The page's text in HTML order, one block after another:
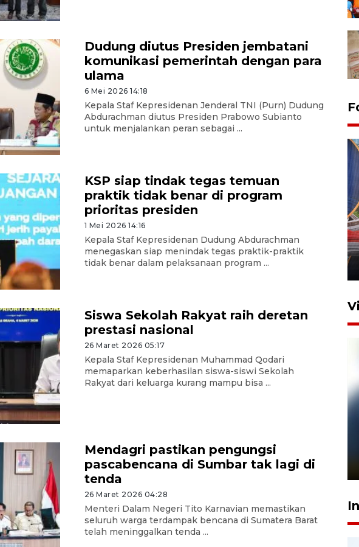
Dudung diutus Presiden jembatani
komunikasi pemerintah dengan para
ulama
6 Mei 2026 14:18
Kepala Staf Kepresidenan Jenderal TNI (Purn) Dudung
Abdurachman diutus Presiden Prabowo Subianto
untuk menjalankan peran sebagai ...
KSP siap tindak tegas temuan
praktik tidak benar di program
prioritas presiden
1 Mei 2026 14:16
Kepala Staf Kepresidenan Dudung Abdurachman
menegaskan siap menindak tegas praktik-praktik
tidak benar dalam pelaksanaan program ...
Siswa Sekolah Rakyat raih deretan
prestasi nasional
26 Maret 2026 05:17
Kepala Staf Kepresidenan Muhammad Qodari
memaparkan keberhasilan siswa-siswi Sekolah
Rakyat dari keluarga kurang mampu bisa ...
Mendagri pastikan pengungsi
pascabencana di Sumbar tak lagi di
tenda
26 Maret 2026 04:28
Menteri Dalam Negeri Tito Karnavian memastikan
seluruh warga terdampak bencana di Sumatera Barat
telah meninggalkan tenda ...
perlintasan sebidang di
Stasiun Bogor
12 Juni 2026 18:49
sampai 8 tahan?
1 Juni 2026 05:47